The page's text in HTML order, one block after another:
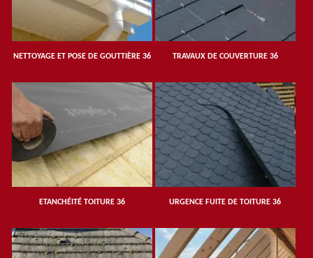
NETTOYAGE ET POSE DE GOUTTIÈRE 36 TRAVAUX DE COUVERTURE 36
ETANCHÉITÉ TOITURE 36 URGENCE FUITE DE TOITURE 36